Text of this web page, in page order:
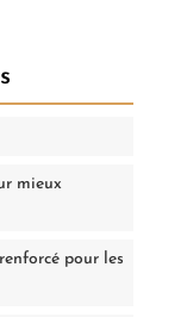
mieux
pour les